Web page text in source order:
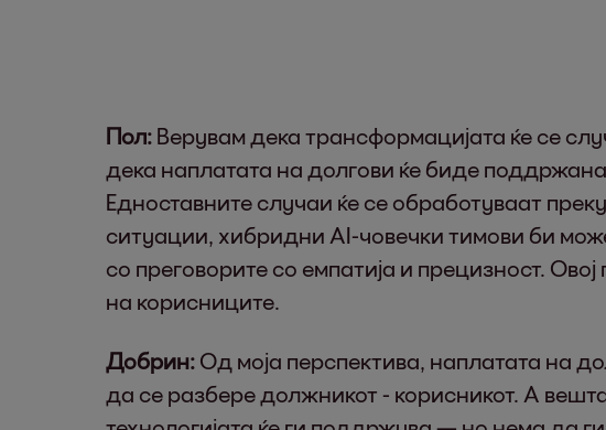
Пол: Верувам дека трансформацијата ќе се
дека наплатата на долгови ќе биде
Едноставните случаи ќе се обработуваат
ситуации, хибридни AI-човечки тимови би
со преговорите со емпатија и прецизност.
на корисниците.
Добрин: Од моја перспектива, наплатата на
да се разбере должникот - корисникот. А